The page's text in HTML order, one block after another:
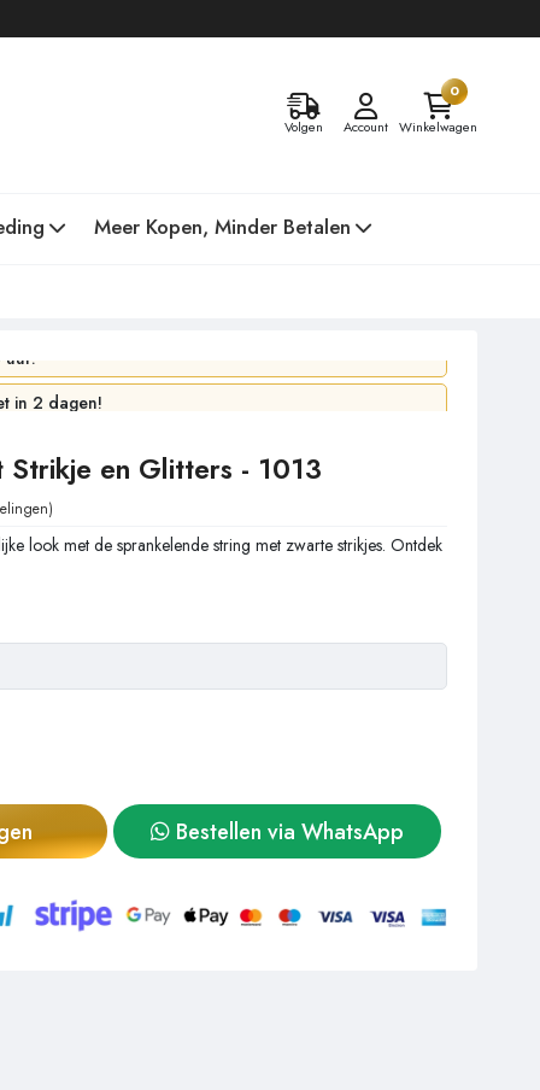
Volgen Account
0
Winkelwagen
Meer Kopen, Minder Betalen
uur!
in 2 dagen!
Strikje en Glitters - 1013
look met de sprankelende string met zwarte strikjes. Ontdek
Bestellen via WhatsApp